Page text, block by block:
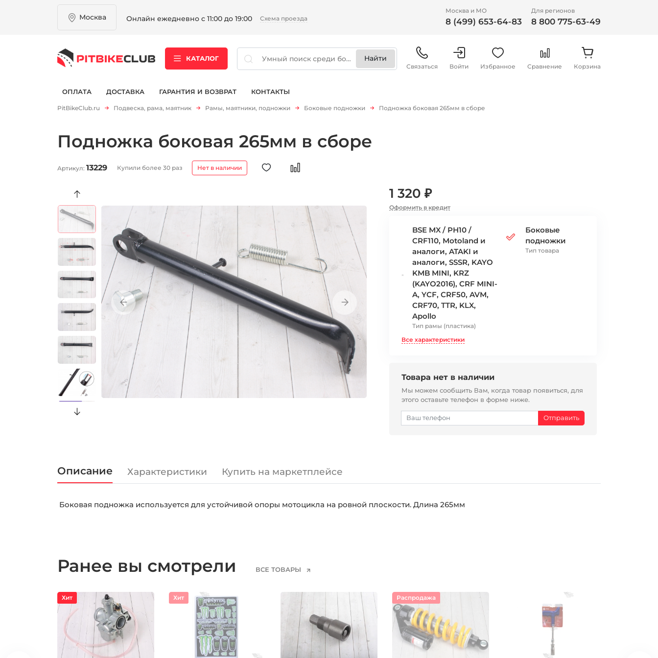
Москва Онлайн ежедневно с 11:00 до 19:00 Схема проезда
Москва и МО
8 (499) 653-64-83
Для регионов
8 800 775-63-49
КАТАЛОГ
Связаться Войти Избранное Сравнение Корзина
ОПЛАТА ДОСТАВКА ГАРАНТИЯ И ВОЗВРАТ КОНТАКТЫ
PitBikeClub.ru Подвеска, рама, маятник Рамы, маятники, подножки Боковые подножки Подножка боковая 265мм в сборе
Подножка боковая 265мм в сборе
Артикул: 13229 Купили более 30 раз Нет в наличии
1 320 ₽
Оформить в кредит
BSE MX / PH10 /
CRF110, Motoland и
аналоги, ATAKI и
аналоги, SSSR, KAYO
KMB MINI, KRZ
(KAYO2016), CRF MINI-
A, YCF, CRF50, AVM,
CRF70, TTR, KLX,
Apollo
Тип рамы (пластика)
Боковые
подножки
Тип товара
Все характеристики
Товара нет в наличии
Мы можем сообщить Вам, когда товар появиться, для
этого оставьте телефон в форме ниже.
Описание Характеристики Купить на маркетплейсе
Боковая подножка используется для устойчивой опоры мотоцикла на ровной плоскости. Длина 265мм
Ранее вы смотрели ВСЕ ТОВАРЫ
Хит Хит Распродажа